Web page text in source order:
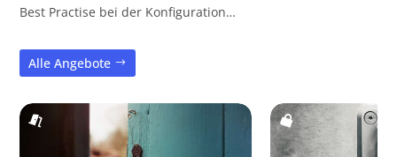
Best Practise bei der Konfiguration…
Alle Angebote